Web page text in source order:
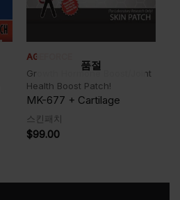
AGEFORCE
품절
Growth Hormone Boost/Joint
Health Boost Patch!
MK-677 + Cartilage
스킨패치
$99.00